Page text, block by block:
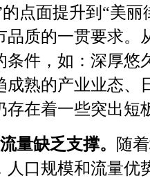
的点面提升到 “美丽
品质的一贯要求。
条件，如：深厚悠
成熟的产业业态
存在着一些突出短
量缺乏支撑。 随
人口规模和流量优